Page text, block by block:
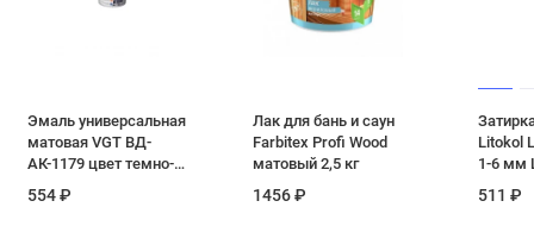
Эмаль универсальная
матовая VGT ВД-
АК-1179 цвет темно-
коричневый RAL 8017
1 кг
554 ₽
Лак для бань и саун
Farbitex Profi Wood
матовый 2,5 кг
1456 ₽
Litokol
1-6 мм
кг
511 ₽